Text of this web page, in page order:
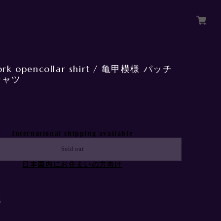
opencollar shirt / 亀甲模様 パッチ
ツ
International shipping available
Sold out
日本国内にお住まいの方向け